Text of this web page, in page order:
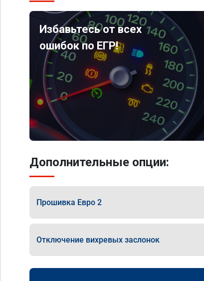
Избавьтесь от всех
ошибок по ЕГР!
Дополнительные опции:
Прошивка Евро 2
Отключение вихревых заслонок